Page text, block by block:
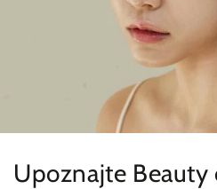
Upoznajte Beauty